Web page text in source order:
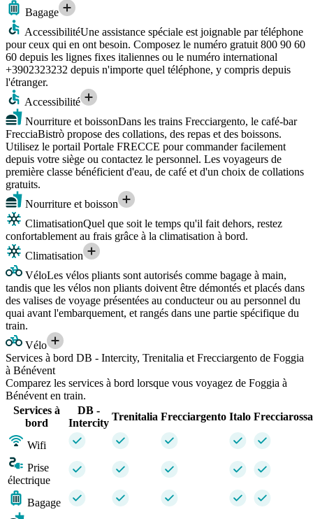
Bagage
AccessibilitéUne assistance spéciale est joignable par téléphone
pour ceux qui en ont besoin. Composez le numéro gratuit 800 90 60
60 depuis les lignes fixes italiennes ou le numéro international
+3902323232 depuis n'importe quel téléphone, y compris depuis
l'étranger.
Accessibilité
Nourriture et boissonDans les trains Frecciargento, le café-bar
FrecciaBistrò propose des collations, des repas et des boissons.
Utilisez le portail Portale FRECCE pour commander facilement
depuis votre siège ou contactez le personnel. Les voyageurs de
première classe bénéficient d'eau, de café et d'un choix de collations
gratuits.
Nourriture et boisson
ClimatisationQuel que soit le temps qu'il fait dehors, restez
confortablement au frais grâce à la climatisation à bord.
Climatisation
VéloLes vélos pliants sont autorisés comme bagage à main,
tandis que les vélos non pliants doivent être démontés et placés dans
des valises de voyage présentées au conducteur ou au personnel du
quai avant l'embarquement, et rangés dans une partie spécifique du
train.
Vélo
Services à bord DB - Intercity, Trenitalia et Frecciargento de Foggia
à Bénévent
Comparez les services à bord lorsque vous voyagez de Foggia à
Bénévent en train.
Services à
bord
DB -
Intercity
Trenitalia Frecciargento Italo Frecciarossa
Wifi
Prise
électrique
Bagage